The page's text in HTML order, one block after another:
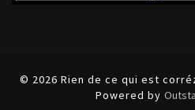
© 2026 Rien de ce qui est
Powered by